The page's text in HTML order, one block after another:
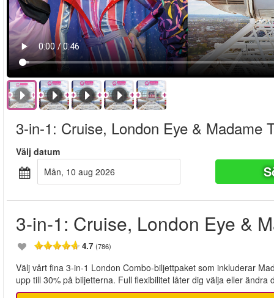
3-in-1: Cruise, London Eye & Madame
Välj datum
mån, 10 aug 2026
3-in-1: Cruise, London Eye &
4.7 (786)
Välj vårt fina 3-in-1 London Combo-biljettpaket som inkluderar
upp till 30% på biljetterna. Full flexibilitet låter dig välja eller